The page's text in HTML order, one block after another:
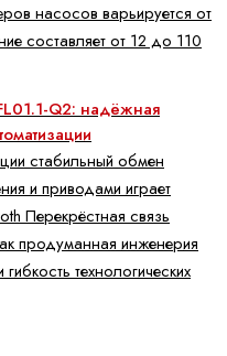
насосов варьируется от
составляет от 12 до 110
Q2: надёжная
стабильный обмен
и приводами играет
Перекрёстная связь
продуманная инженерия
технологических